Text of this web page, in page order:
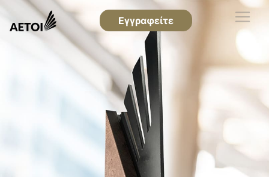
Εγγραφείτε